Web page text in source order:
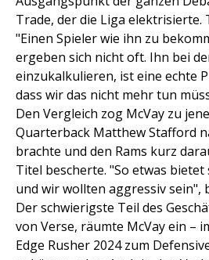
Trade, der die Liga elektrisierte.
"Einen Spieler wie ihn zu
ergeben sich nicht oft. Ihn bei
einzukalkulieren, ist eine echte
dass wir das nicht mehr tun
Den Vergleich zog McVay zu
Quarterback Matthew Stafford
brachte und den Rams kurz
Titel bescherte. "So etwas
und wir wollten aggressiv sein",
Der schwierigste Teil des
von Verse, räumte McVay ein –
Edge Rusher 2024 zum